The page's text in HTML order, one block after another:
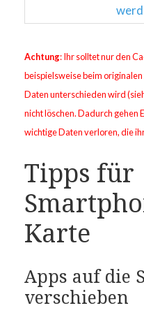
Achtung: Ihr solltet nur den
beispielsweise beim
Daten unterschieden wird
nicht löschen. Dadurch gehen
wichtige Daten verloren, die
Tipps für
Karte
Apps auf die
verschieben